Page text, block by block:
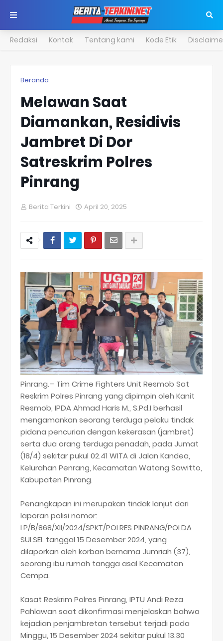
Redaksi Kontak Tentang kami Kode Etik
Beranda
Melawan Saat
Diamankan, Residivis
Jambret Di Dor
Satreskrim Polres
Pinrang
Berita Terkini April 20, 2025
Pinrang.– Tim Crime Fighters Unit Resmob Sat
Reskrim Polres Pinrang yang dipimpin oleh Kanit
Resmob, IPDA Ahmad Haris M., S.Pd.I berhasil
mengamankan seorang terduga pelaku tindak
pidana pencurian dengan kekerasan (jambret)
serta dua orang terduga penadah, pada Jumat
(18/4) sekitar pukul 02.41 WITA di Jalan Kandea,
Kelurahan Penrang, Kecamatan Watang Sawitto,
Kabupaten Pinrang.
Penangkapan ini merupakan tindak lanjut dari
laporan polisi nomor:
LP/B/868/XII/2024/SPKT/POLRES PINRANG/POLDA
SULSEL tanggal 15 Desember 2024, yang
dilaporkan oleh korban bernama Jumriah (37),
seorang ibu rumah tangga asal Kecamatan
Cempa.
Kasat Reskrim Polres Pinrang, IPTU Andi Reza
Pahlawan saat dikonfirmasi menjelaskan bahwa
kejadian penjambretan tersebut terjadi pada
Minggu, 15 Desember 2024 sekitar pukul 13.30